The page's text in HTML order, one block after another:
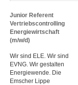
Junior Referent
Vertriebscontrolling
Energiewirtschaft
(m/w/d)
Wir sind ELE. Wir sind
EVNG. Wir gestalten
Energiewende. Die
Emscher Lippe